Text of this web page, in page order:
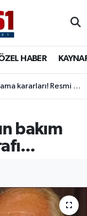
HABER
Gazete'de yayımlandı…
bakım